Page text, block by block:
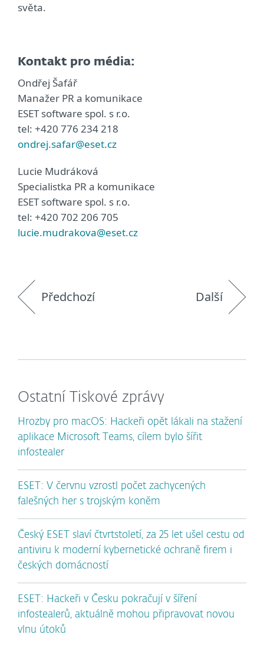
světa.
Kontakt pro média:
Ondřej Šafář
Manažer PR a komunikace
ESET software spol. s r.o.
tel: +420 776 234 218
ondrej.safar@eset.cz
Lucie Mudráková
Specialistka PR a komunikace
ESET software spol. s r.o.
tel: +420 702 206 705
lucie.mudrakova@eset.cz
Předchozí Další
Ostatní Tiskové zprávy
Hrozby pro macOS: Hackeři opět lákali na stažení
aplikace Microsoft Teams, cílem bylo šířit
infostealer
ESET: V červnu vzrostl počet zachycených
falešných her s trojským koněm
Český ESET slaví čtvrtstoletí, za 25 let ušel cestu od
antiviru k moderní kybernetické ochraně firem i
českých domácností
ESET: Hackeři v Česku pokračují v šíření
infostealerů, aktuálně mohou připravovat novou
vlnu útoků